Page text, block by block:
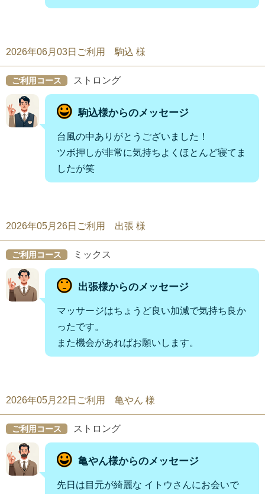
2026年06月03日ご利用 駒込 様
ご利用コース ストロング
駒込様からのメッセージ
台風の中ありがとうございました！
ツボ押しが非常に気持ちよくほとんど寝てま
したが笑
2026年05月26日ご利用 出張 様
ご利用コース ミックス
出張様からのメッセージ
マッサージはちょうど良い加減で気持ち良か
ったです。
また機会があればお願いします。
2026年05月22日ご利用 亀やん 様
ご利用コース ストロング
亀やん様からのメッセージ
先日は目元が綺麗な イトウさんにお会いで